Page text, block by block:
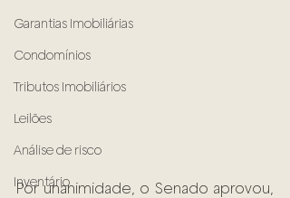
Garantias Imobiliárias
Condomínios
Tributos Imobiliários
Leilões
Análise de risco
Inventário
Por unanimidade, o Senado aprovou,